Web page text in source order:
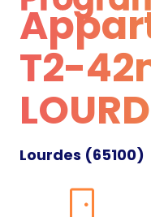
T2-
Lourdes (65100)